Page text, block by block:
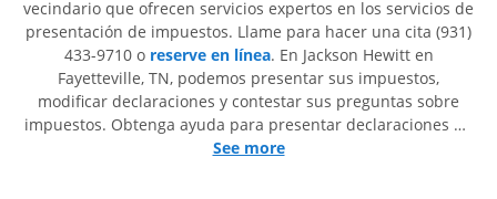
vecindario que ofrecen servicios expertos en los servicios de
presentación de impuestos. Llame para hacer una cita (931)
433-9710 o reserve en línea. En Jackson Hewitt en
Fayetteville, TN, podemos presentar sus impuestos,
modificar declaraciones y contestar sus preguntas sobre
impuestos. Obtenga ayuda para presentar declaraciones de
impuestos simples o situaciones más complejas, como los
See more